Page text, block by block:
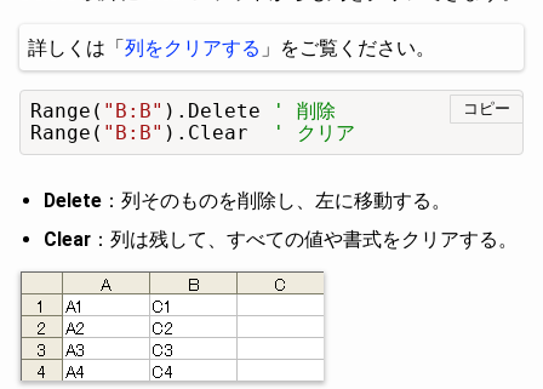
詳しくは「列をクリアする 」をご覧ください。
コピー
Range( "B:B" ).Delete
' 削除
Range( "B:B" ).Clear ' クリア
Delete ：列そのものを削除し、左に移動する。
Clear ：列は残して、すべての値や書式をクリアする。